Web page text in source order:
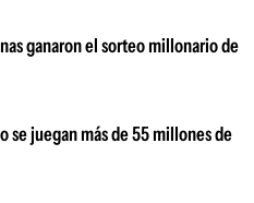
ganaron el sorteo millonario de
se juegan más de 55 millones de